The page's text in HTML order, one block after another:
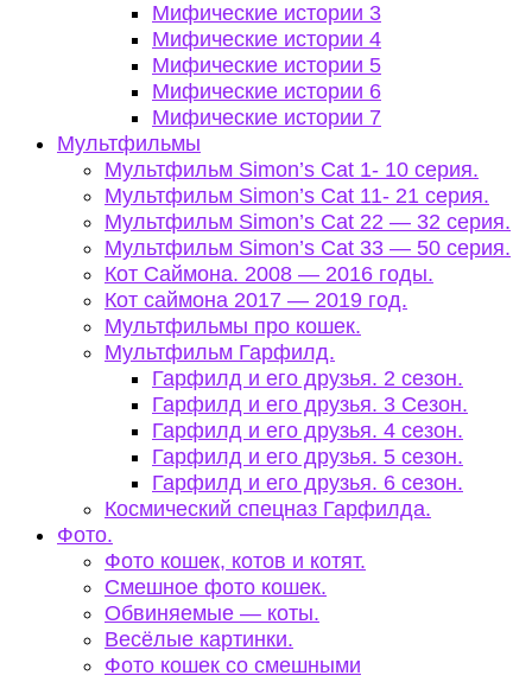
Мифические истории 3
Мифические истории 4
Мифические истории 5
Мифические истории 6
Мифические истории 7
Мультфильмы
Мультфильм Simon’s Cat 1- 10 серия.
Мультфильм Simon’s Cat 11- 21 серия.
Мультфильм Simon’s Cat 22 — 32 серия.
Мультфильм Simon’s Cat 33 — 50 серия.
Кот Саймона. 2008 — 2016 годы.
Кот саймона 2017 — 2019 год.
Мультфильмы про кошек.
Мультфильм Гарфилд.
Гарфилд и его друзья. 2 сезон.
Гарфилд и его друзья. 3 Сезон.
Гарфилд и его друзья. 4 сезон.
Гарфилд и его друзья. 5 сезон.
Гарфилд и его друзья. 6 сезон.
Космический спецназ Гарфилда.
Фото.
Фото кошек, котов и котят.
Смешное фото кошек.
Обвиняемые — коты.
Весёлые картинки.
Фото кошек со смешными